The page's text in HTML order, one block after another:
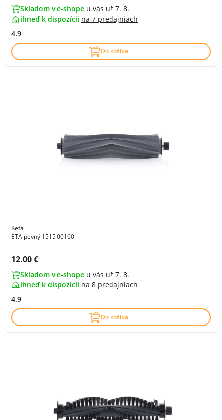
Skladom v e-shope u vás už 7. 8.
ihneď k dispozícii na 7 predajniach
4.9
Do košíka
Kefa
ETA pevný 1515 00160
Cena s DPH:
12.00 €
Skladom v e-shope u vás už 7. 8.
ihneď k dispozícii na 8 predajniach
4.9
Do košíka